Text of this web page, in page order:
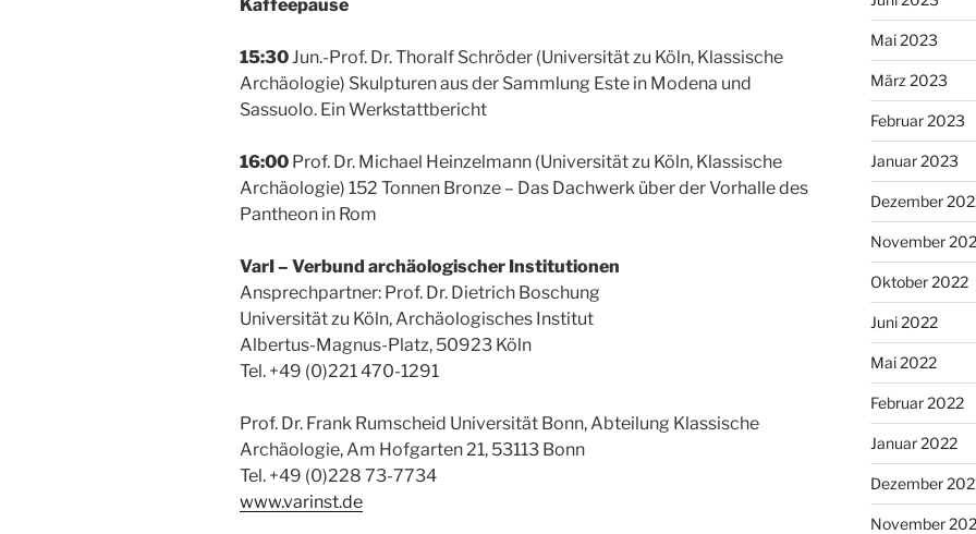
Kaffeepause
15:30 Jun.-Prof. Dr. Thoralf Schröder (Universität zu Köln, Klassische
Archäologie) Skulpturen aus der Sammlung Este in Modena und
Sassuolo. Ein Werkstattbericht
16:00 Prof. Dr. Michael Heinzelmann (Universität zu Köln, Klassische
Archäologie) 152 Tonnen Bronze – Das Dachwerk über der Vorhalle des
Pantheon in Rom
VarI – Verbund archäologischer Institutionen
Ansprechpartner: Prof. Dr. Dietrich Boschung
Universität zu Köln, Archäologisches Institut
Albertus-Magnus-Platz, 50923 Köln
Tel. +49 (0)221 470-1291
Prof. Dr. Frank Rumscheid Universität Bonn, Abteilung Klassische
Archäologie, Am Hofgarten 21, 53113 Bonn
Tel. +49 (0)228 73-7734
www.varinst.de
Mai 2023
März 2023
Februar 2023
Januar 2023
Dezember
November
Oktober 2022
Juni 2022
Mai 2022
Februar 2022
Januar 2022
Dezember
November